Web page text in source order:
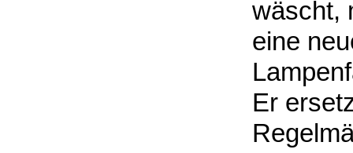
wäscht,
eine
Er